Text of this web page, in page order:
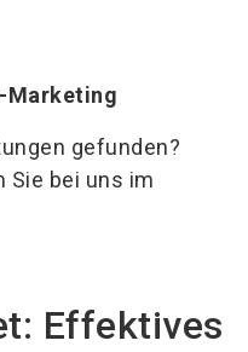
Marketing
gefunden?
Sie bei uns im
Effektives